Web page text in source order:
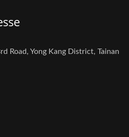
Road, Yong Kang District, Tainan